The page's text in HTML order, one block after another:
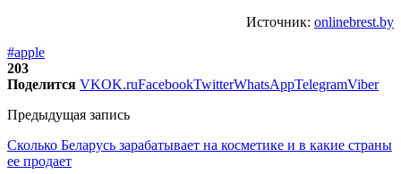
Источник: onlinebrest.by
#apple
203
Поделится VKOK.ruFacebookTwitterWhatsAppTelegramViber
Предыдущая запись
Сколько Беларусь зарабатывает на косметике и в какие страны
ее продает